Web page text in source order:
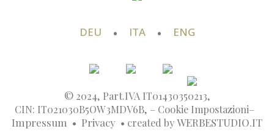
DEU • ITA • ENG
© 2024, Part.IVA IT01430350213,
CIN: IT021030B5OW3MDV6B, – Cookie Impostazioni–
Impressum • Privacy • created byWERBESTUDIO.IT